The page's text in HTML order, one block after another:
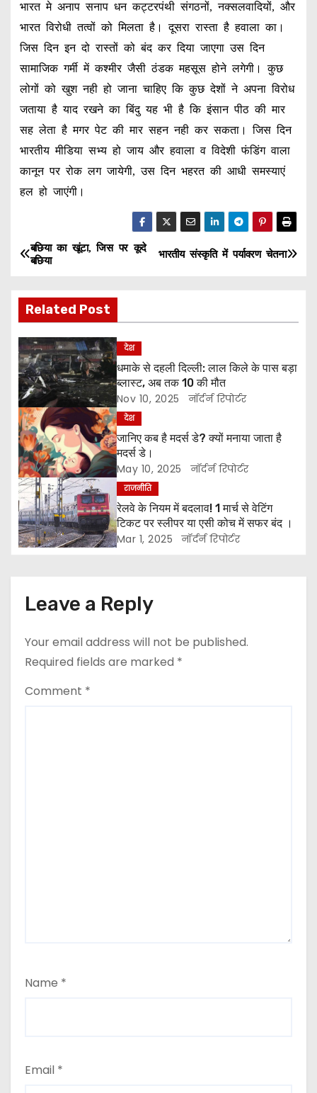
भारत मे अनाप सनाप धन कट्टरपंथी संगठनों, नक्सलवादियों, और
भारत विरोधी तत्वों को मिलता है। दूसरा रास्ता है हवाला का।
जिस दिन इन दो रास्तों को बंद कर दिया जाएगा उस दिन
सामाजिक गर्मी में कश्मीर जैसी ठंडक महसूस होने लगेगी। कुछ
लोगों को खुश नही हो जाना चाहिए कि कुछ देशों ने अपना विरोध
जताया है याद रखने का बिंदु यह भी है कि इंसान पीठ की मार
सह लेता है मगर पेट की मार सहन नही कर सकता। जिस दिन
भारतीय मीडिया सभ्य हो जाय और हवाला व विदेशी फंडिंग वाला
कानून पर रोक लग जायेगी, उस दिन भहरत की आधी समस्याएं
हल हो जाएंगी।
P
s
t
n
a
v
i
g
a
t
o
n
भारतीय संस्कृति में पर्यावरण चेतना
बछिया का खूंटा, जिस पर कूदे
बछिया
Related Post
देश
धमाके से दहली दिल्ली: लाल किले के पास बड़ा
ब्लास्ट, अब तक 10 की मौत
Nov 10, 2025 नॉर्दर्न रिपोर्टर
देश
जानिए कब है मदर्स डे? क्यों मनाया जाता है
मदर्स डे।
May 10, 2025 नॉर्दर्न रिपोर्टर
राजनीति
रेलवे के नियम में बदलाव! 1 मार्च से वेटिंग
टिकट पर स्लीपर या एसी कोच में सफर बंद ।
Mar 1, 2025 नॉर्दर्न रिपोर्टर
Leave a Reply
Your email address will not be published.
Required fields are marked *
Comment *
Name *
Email *